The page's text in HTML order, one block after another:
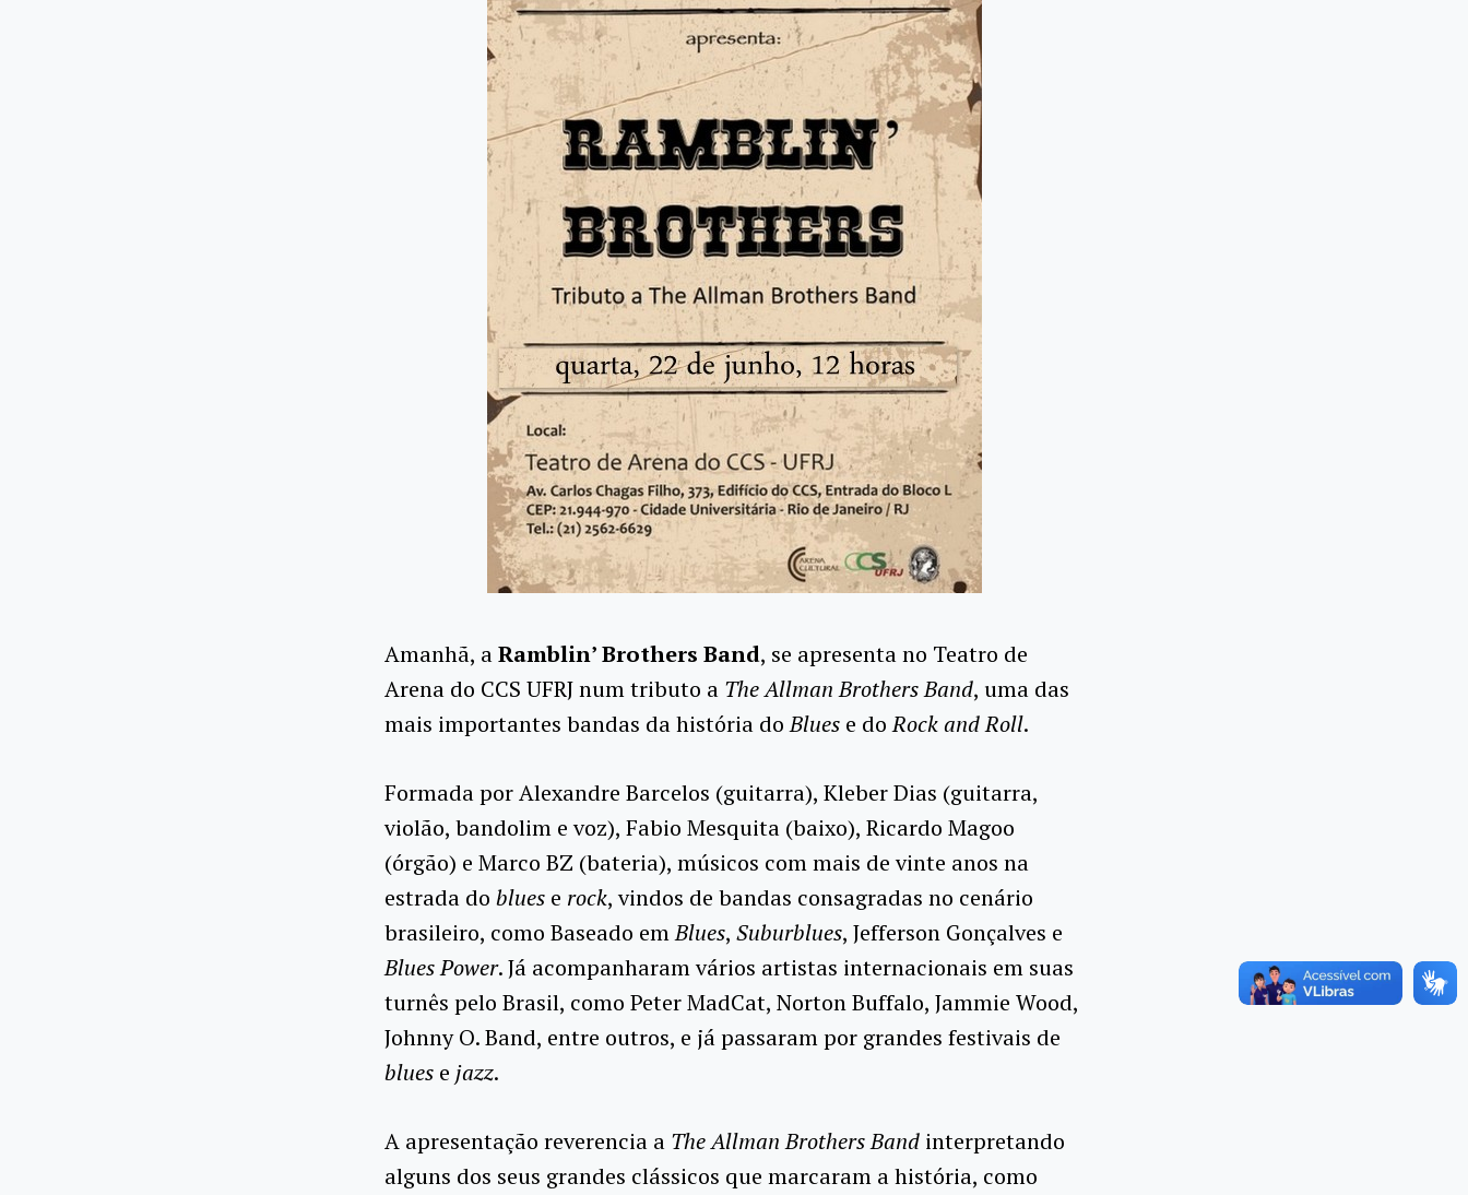
Amanhã, aRamblin’ Brothers Band, se apresenta no Teatro de
Arena do CCS UFRJ num tributo a The Allman Brothers Band, uma das
mais importantes bandas da história doBlues e doRock and Roll.
Formada por Alexandre Barcelos (guitarra), Kleber Dias (guitarra,
violão, bandolim e voz), Fabio Mesquita (baixo), Ricardo Magoo
(órgão) e Marco BZ (bateria), músicos com mais de vinte anos na
estrada do blues e rock, vindos de bandas consagradas no cenário
brasileiro, como Baseado emBlues, Suburblues, Jefferson Gonçalves e
BluesPower. Já acompanharam vários artistas internacionais em suas
turnês pelo Brasil, como Peter MadCat, Norton Buffalo, Jammie Wood,
Johnny O. Band, entre outros, e já passaram por grandes festivais de
blues e jazz.
A apresentação reverencia a The Allman Brothers Band interpretando
alguns dos seus grandes clássicos que marcaram a história, como